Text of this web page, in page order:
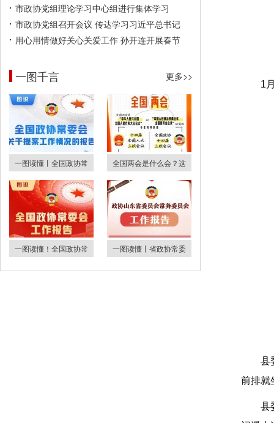
市政协党组理论学习中心组进行集体学习
市政协党组召开会议 传达学习习近平总书记
用心用情做好关心关爱工作 孙开连开展春节
一图千言 更多>>
一图读懂丨全国政协常 全国两会是什么会？这
一图读懂！全国政协常 一图读懂丨省政协常委
1
县
前排就
县